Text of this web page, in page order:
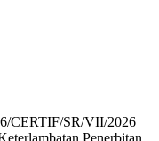
CERTIF/SR/VII/2026